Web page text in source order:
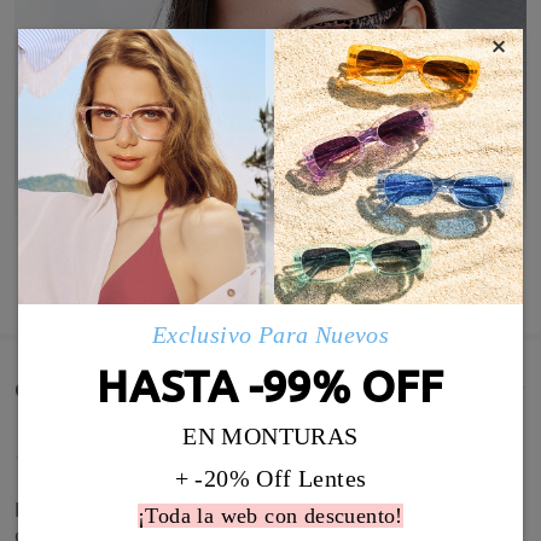
MOSTRAR MÁS
Comentarios de Clientes(62)
Esta montura no es adecuada para gafas
graduadas. Son más bien gafas de lectura para
×
Exclusivo Para Nuevos
HASTA -99% OFF
EN MONTURAS
+ -20% Off Lentes
¡Toda la web con descuento!